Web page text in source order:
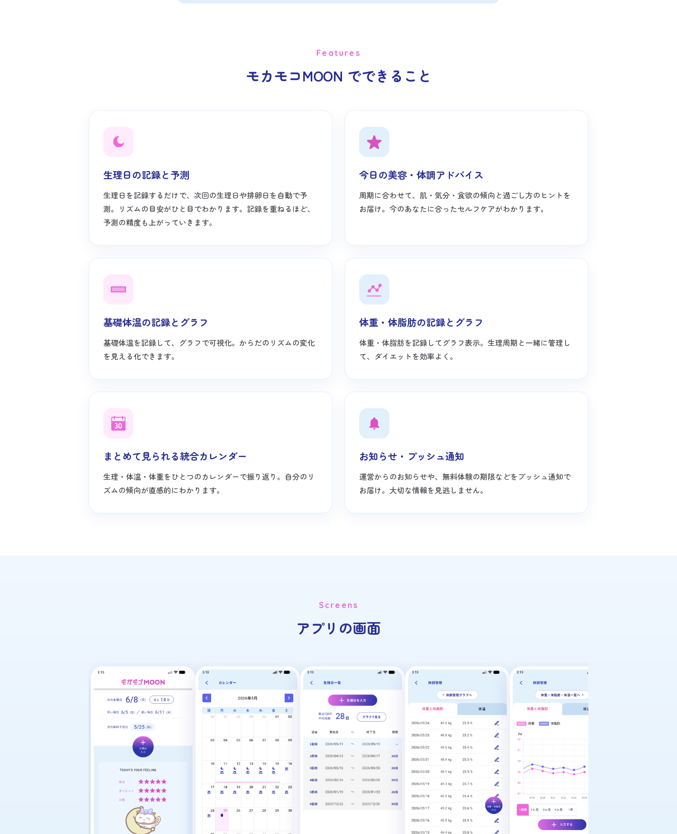
Features
モカモコMOON でできること
生理日の記録と予測
生理日を記録するだけで、次回の生理日や排卵日を自動で予
測。リズムの目安がひと目でわかります。記録を重ねるほど、
予測の精度も上がっていきます。
今日の美容・体調アドバイス
周期に合わせて、肌・気分・食欲の傾向と過ごし方のヒントを
お届け。今のあなたに合ったセルフケアがわかります。
基礎体温の記録とグラフ
基礎体温を記録して、グラフで可視化。からだのリズムの変化
を見える化できます。
体重・体脂肪の記録とグラフ
体重・体脂肪を記録してグラフ表示。生理周期と一緒に管理し
て、ダイエットを効率よく。
まとめて見られる統合カレンダー
生理・体温・体重をひとつのカレンダーで振り返り。自分のリ
ズムの傾向が直感的にわかります。
お知らせ・プッシュ通知
運営からのお知らせや、無料体験の期限などをプッシュ通知で
お届け。大切な情報を見逃しません。
Screens
アプリの画面